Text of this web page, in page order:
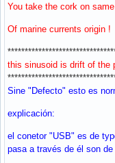
You take the cork on
Of marine currents origin !
this sinusoid is drift of the
Sine "Defecto" esto es
explicación:
el conetor "USB" es de
pasa a través de él son